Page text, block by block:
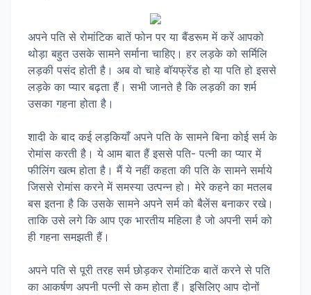
अपने पति से रोमांटिक बातें फोन पर या बैंडरूम में करें आपको
थोड़ा बहुत उसके सामने सर्माना चाहिए। हर लड़के को सर्मिलि
लड़की पसंद होती है। अब वो चाहे बॉयफ्रेंड हो या पति हो इससे
लड़के का प्यार बढ़ता हैं। सभी जानते है कि लड़की का शर्म
उसका गहना होता है।
शादी के बाद कई लड़कियाँ अपने पति के सामने बिना कोई सर्म के
रोमांस करती है। ये आम बात हैं इससे पति- पत्नी का प्यार में
फीलिंग खत्म होता है। मैं ये नहीं कहता की पति के सामने सर्माये
जिससे रोमांस करने में समस्या उत्पन्न हो। मेरे कहने का मतलब
बस इतना है कि उसके सामने अपने सर्म को बैलेंस बनाकर रखे।
ताकि उसे लगे कि आप एक भारतीय महिला है जो अपनी सर्म को
ही गहना समझती हैं।
अपने पति से पूरी तरह सर्म छोड़कर रोमांटिक बातें करने से पति
का आकर्षण अपनी पत्नी से कम होता हैं। इसिलिए आप दोनों